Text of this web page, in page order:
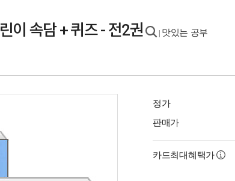
이 속담 + 퀴즈 - 전2권 맛있는 공부
정가
판매가
카드최대혜택가